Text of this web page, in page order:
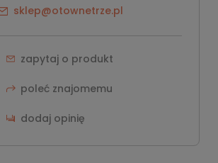
sklep@otownetrze.pl
zapytaj o produkt
poleć znajomemu
dodaj opinię